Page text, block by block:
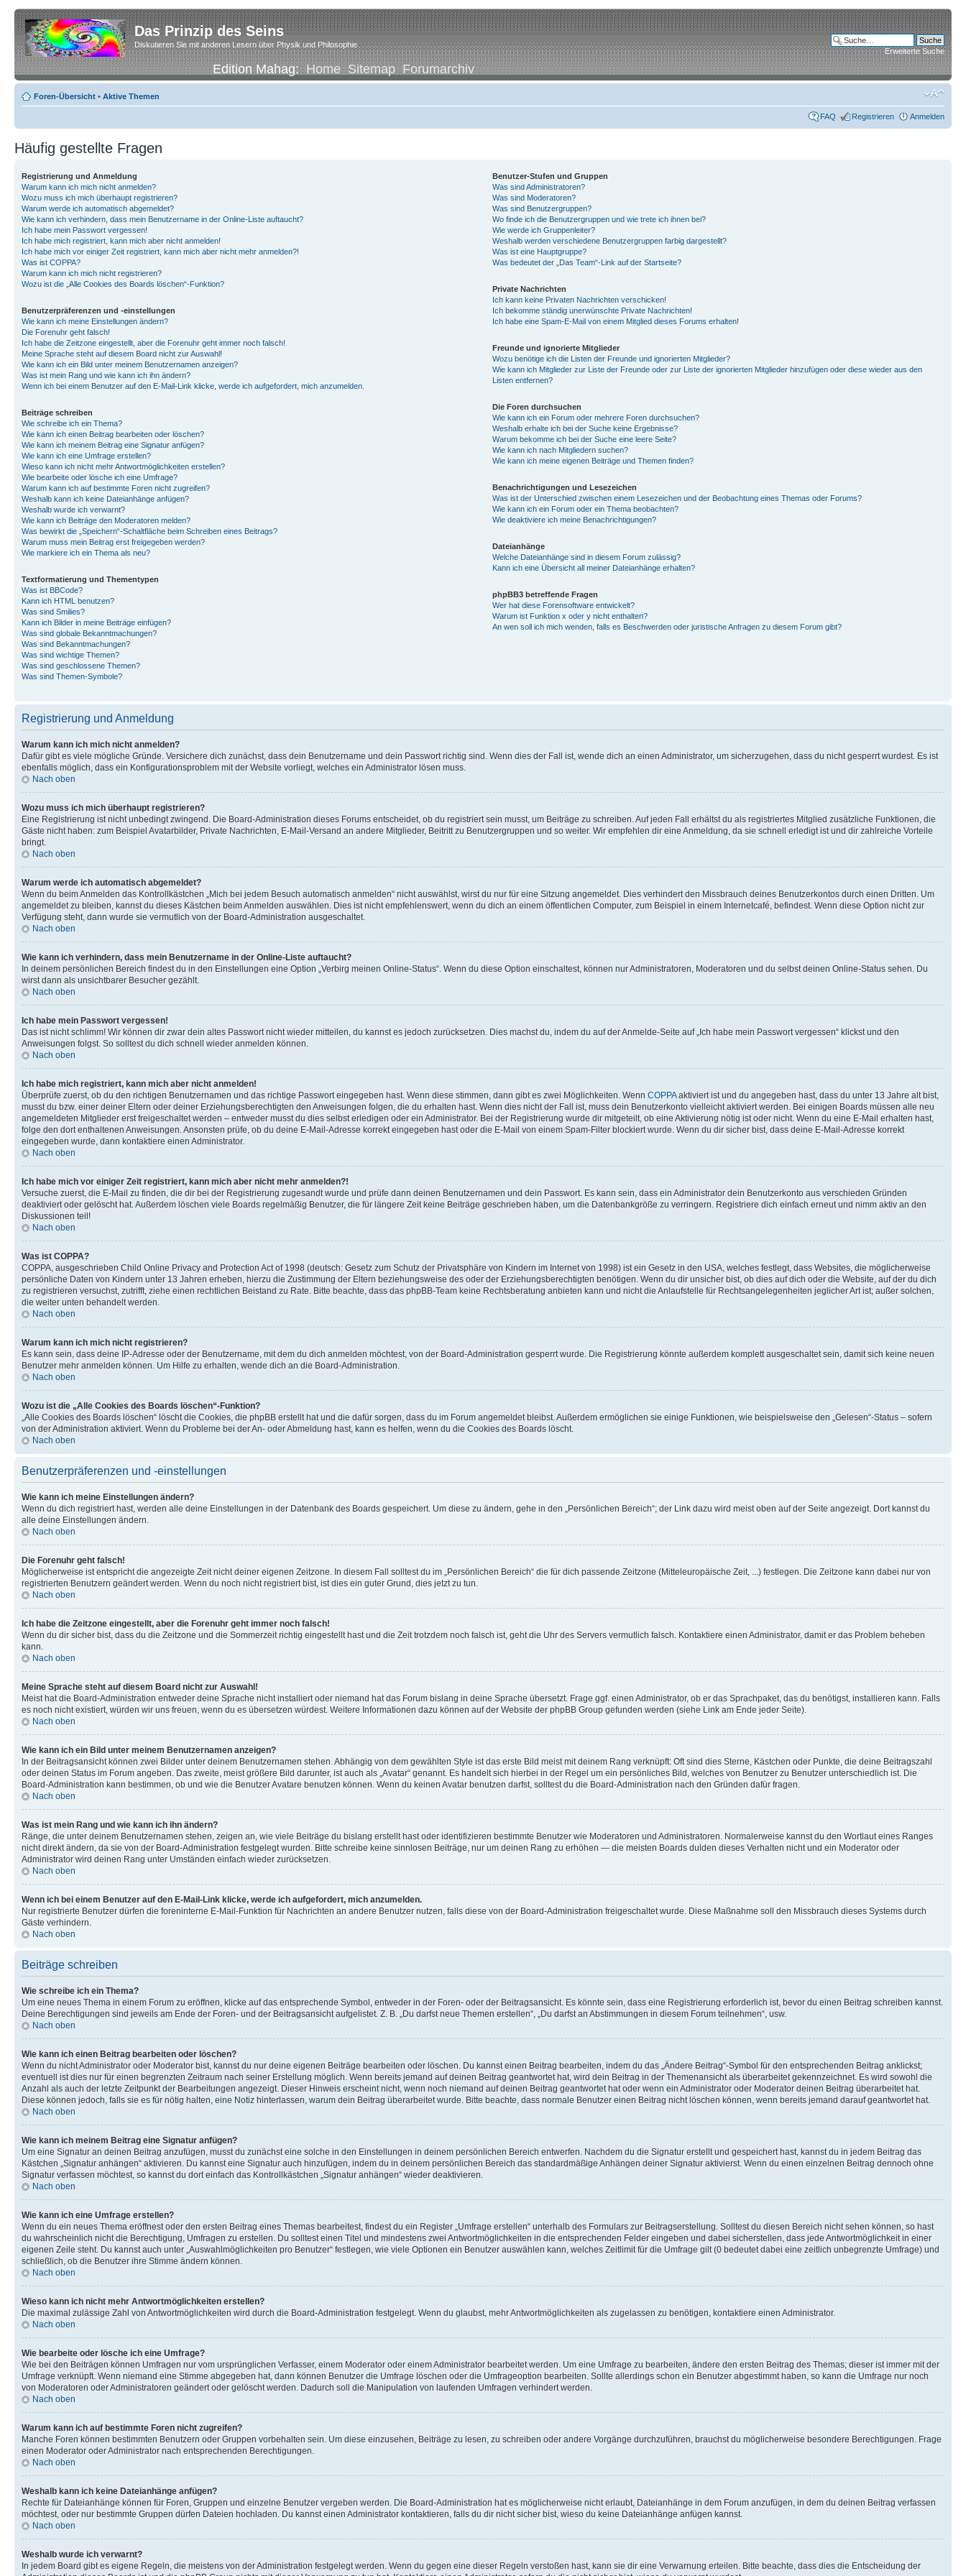
Das Prinzip des Seins
Diskutieren Sie mit anderen Lesern über Physik und Philosophie
Edition Mahag:Home Sitemap Forumarchiv
Erweiterte Suche
Foren-Übersicht • Aktive Themen
FAQ Registrieren Anmelden
Häufig gestellte Fragen
Registrierung und Anmeldung
Warum kann ich mich nicht anmelden?
Wozu muss ich mich überhaupt registrieren?
Warum werde ich automatisch abgemeldet?
Wie kann ich verhindern, dass mein Benutzername in der Online-Liste auftaucht?
Ich habe mein Passwort vergessen!
Ich habe mich registriert, kann mich aber nicht anmelden!
Ich habe mich vor einiger Zeit registriert, kann mich aber nicht mehr anmelden?!
Was ist COPPA?
Warum kann ich mich nicht registrieren?
Wozu ist die „Alle Cookies des Boards löschen“-Funktion?
Benutzerpräferenzen und -einstellungen
Wie kann ich meine Einstellungen ändern?
Die Forenuhr geht falsch!
Ich habe die Zeitzone eingestellt, aber die Forenuhr geht immer noch falsch!
Meine Sprache steht auf diesem Board nicht zur Auswahl!
Wie kann ich ein Bild unter meinem Benutzernamen anzeigen?
Was ist mein Rang und wie kann ich ihn ändern?
Wenn ich bei einem Benutzer auf den E-Mail-Link klicke, werde ich aufgefordert, mich anzumelden.
Beiträge schreiben
Wie schreibe ich ein Thema?
Wie kann ich einen Beitrag bearbeiten oder löschen?
Wie kann ich meinem Beitrag eine Signatur anfügen?
Wie kann ich eine Umfrage erstellen?
Wieso kann ich nicht mehr Antwortmöglichkeiten erstellen?
Wie bearbeite oder lösche ich eine Umfrage?
Warum kann ich auf bestimmte Foren nicht zugreifen?
Weshalb kann ich keine Dateianhänge anfügen?
Weshalb wurde ich verwarnt?
Wie kann ich Beiträge den Moderatoren melden?
Was bewirkt die „Speichern“-Schaltfläche beim Schreiben eines Beitrags?
Warum muss mein Beitrag erst freigegeben werden?
Wie markiere ich ein Thema als neu?
Textformatierung und Thementypen
Was ist BBCode?
Kann ich HTML benutzen?
Was sind Smilies?
Kann ich Bilder in meine Beiträge einfügen?
Was sind globale Bekanntmachungen?
Was sind Bekanntmachungen?
Was sind wichtige Themen?
Was sind geschlossene Themen?
Was sind Themen-Symbole?
Benutzer-Stufen und Gruppen
Was sind Administratoren?
Was sind Moderatoren?
Was sind Benutzergruppen?
Wo finde ich die Benutzergruppen und wie trete ich ihnen bei?
Wie werde ich Gruppenleiter?
Weshalb werden verschiedene Benutzergruppen farbig dargestellt?
Was ist eine Hauptgruppe?
Was bedeutet der „Das Team“-Link auf der Startseite?
Private Nachrichten
Ich kann keine Privaten Nachrichten verschicken!
Ich bekomme ständig unerwünschte Private Nachrichten!
Ich habe eine Spam-E-Mail von einem Mitglied dieses Forums erhalten!
Freunde und ignorierte Mitglieder
Wozu benötige ich die Listen der Freunde und ignorierten Mitglieder?
Wie kann ich Mitglieder zur Liste der Freunde oder zur Liste der ignorierten Mitglieder hinzufügen oder diese wieder aus den
Listen entfernen?
Die Foren durchsuchen
Wie kann ich ein Forum oder mehrere Foren durchsuchen?
Weshalb erhalte ich bei der Suche keine Ergebnisse?
Warum bekomme ich bei der Suche eine leere Seite?
Wie kann ich nach Mitgliedern suchen?
Wie kann ich meine eigenen Beiträge und Themen finden?
Benachrichtigungen und Lesezeichen
Was ist der Unterschied zwischen einem Lesezeichen und der Beobachtung eines Themas oder Forums?
Wie kann ich ein Forum oder ein Thema beobachten?
Wie deaktiviere ich meine Benachrichtigungen?
Dateianhänge
Welche Dateianhänge sind in diesem Forum zulässig?
Kann ich eine Übersicht all meiner Dateianhänge erhalten?
phpBB3 betreffende Fragen
Wer hat diese Forensoftware entwickelt?
Warum ist Funktion x oder y nicht enthalten?
An wen soll ich mich wenden, falls es Beschwerden oder juristische Anfragen zu diesem Forum gibt?
Registrierung und Anmeldung
Warum kann ich mich nicht anmelden?
Dafür gibt es viele mögliche Gründe. Versichere dich zunächst, dass dein Benutzername und dein Passwort richtig sind. Wenn dies der Fall ist, wende dich an einen Administrator, um sicherzugehen, dass du nicht gesperrt wurdest. Es ist
ebenfalls möglich, dass ein Konfigurationsproblem mit der Website vorliegt, welches ein Administrator lösen muss.
Nach oben
Wozu muss ich mich überhaupt registrieren?
Eine Registrierung ist nicht unbedingt zwingend. Die Board-Administration dieses Forums entscheidet, ob du registriert sein musst, um Beiträge zu schreiben. Auf jeden Fall erhältst du als registriertes Mitglied zusätzliche Funktionen, die
Gäste nicht haben: zum Beispiel Avatarbilder, Private Nachrichten, E-Mail-Versand an andere Mitglieder, Beitritt zu Benutzergruppen und so weiter. Wir empfehlen dir eine Anmeldung, da sie schnell erledigt ist und dir zahlreiche Vorteile
bringt.
Nach oben
Warum werde ich automatisch abgemeldet?
Wenn du beim Anmelden das Kontrollkästchen „Mich bei jedem Besuch automatisch anmelden“ nicht auswählst, wirst du nur für eine Sitzung angemeldet. Dies verhindert den Missbrauch deines Benutzerkontos durch einen Dritten. Um
angemeldet zu bleiben, kannst du dieses Kästchen beim Anmelden auswählen. Dies ist nicht empfehlenswert, wenn du dich an einem öffentlichen Computer, zum Beispiel in einem Internetcafé, befindest. Wenn diese Option nicht zur
Verfügung steht, dann wurde sie vermutlich von der Board-Administration ausgeschaltet.
Nach oben
Wie kann ich verhindern, dass mein Benutzername in der Online-Liste auftaucht?
In deinem persönlichen Bereich findest du in den Einstellungen eine Option „Verbirg meinen Online-Status“. Wenn du diese Option einschaltest, können nur Administratoren, Moderatoren und du selbst deinen Online-Status sehen. Du
wirst dann als unsichtbarer Besucher gezählt.
Nach oben
Ich habe mein Passwort vergessen!
Das ist nicht schlimm! Wir können dir zwar dein altes Passwort nicht wieder mitteilen, du kannst es jedoch zurücksetzen. Dies machst du, indem du auf der Anmelde-Seite auf „Ich habe mein Passwort vergessen“ klickst und den
Anweisungen folgst. So solltest du dich schnell wieder anmelden können.
Nach oben
Ich habe mich registriert, kann mich aber nicht anmelden!
Überprüfe zuerst, ob du den richtigen Benutzernamen und das richtige Passwort eingegeben hast. Wenn diese stimmen, dann gibt es zwei Möglichkeiten. Wenn COPPAaktiviert ist und du angegeben hast, dass du unter 13 Jahre alt bist,
musst du bzw. einer deiner Eltern oder deiner Erziehungsberechtigten den Anweisungen folgen, die du erhalten hast. Wenn dies nicht der Fall ist, muss dein Benutzerkonto vielleicht aktiviert werden. Bei einigen Boards müssen alle neu
angemeldeten Mitglieder erst freigeschaltet werden – entweder musst du dies selbst erledigen oder ein Administrator. Bei der Registrierung wurde dir mitgeteilt, ob eine Aktivierung nötig ist oder nicht. Wenn du eine E-Mail erhalten hast,
folge den dort enthaltenen Anweisungen. Ansonsten prüfe, ob du deine E-Mail-Adresse korrekt eingegeben hast oder die E-Mail von einem Spam-Filter blockiert wurde. Wenn du dir sicher bist, dass deine E-Mail-Adresse korrekt
eingegeben wurde, dann kontaktiere einen Administrator.
Nach oben
Ich habe mich vor einiger Zeit registriert, kann mich aber nicht mehr anmelden?!
Versuche zuerst, die E-Mail zu finden, die dir bei der Registrierung zugesandt wurde und prüfe dann deinen Benutzernamen und dein Passwort. Es kann sein, dass ein Administrator dein Benutzerkonto aus verschieden Gründen
deaktiviert oder gelöscht hat. Außerdem löschen viele Boards regelmäßig Benutzer, die für längere Zeit keine Beiträge geschrieben haben, um die Datenbankgröße zu verringern. Registriere dich einfach erneut und nimm aktiv an den
Diskussionen teil!
Nach oben
Was ist COPPA?
COPPA, ausgeschrieben Child Online Privacy and Protection Act of 1998 (deutsch: Gesetz zum Schutz der Privatsphäre von Kindern im Internet von 1998) ist ein Gesetz in den USA, welches festlegt, dass Websites, die möglicherweise
persönliche Daten von Kindern unter 13 Jahren erheben, hierzu die Zustimmung der Eltern beziehungsweise des oder der Erziehungsberechtigten benötigen. Wenn du dir unsicher bist, ob dies auf dich oder die Website, auf der du dich
zu registrieren versuchst, zutrifft, ziehe einen rechtlichen Beistand zu Rate. Bitte beachte, dass das phpBB-Team keine Rechtsberatung anbieten kann und nicht die Anlaufstelle für Rechtsangelegenheiten jeglicher Art ist; außer solchen,
die weiter unten behandelt werden.
Nach oben
Warum kann ich mich nicht registrieren?
Es kann sein, dass deine IP-Adresse oder der Benutzername, mit dem du dich anmelden möchtest, von der Board-Administration gesperrt wurde. Die Registrierung könnte außerdem komplett ausgeschaltet sein, damit sich keine neuen
Benutzer mehr anmelden können. Um Hilfe zu erhalten, wende dich an die Board-Administration.
Nach oben
Wozu ist die „Alle Cookies des Boards löschen“-Funktion?
„Alle Cookies des Boards löschen“ löscht die Cookies, die phpBB erstellt hat und die dafür sorgen, dass du im Forum angemeldet bleibst. Außerdem ermöglichen sie einige Funktionen, wie beispielsweise den „Gelesen“-Status – sofern
von der Administration aktiviert. Wenn du Probleme bei der An- oder Abmeldung hast, kann es helfen, wenn du die Cookies des Boards löscht.
Nach oben
Benutzerpräferenzen und -einstellungen
Wie kann ich meine Einstellungen ändern?
Wenn du dich registriert hast, werden alle deine Einstellungen in der Datenbank des Boards gespeichert. Um diese zu ändern, gehe in den „Persönlichen Bereich“; der Link dazu wird meist oben auf der Seite angezeigt. Dort kannst du
alle deine Einstellungen ändern.
Nach oben
Die Forenuhr geht falsch!
Möglicherweise ist entspricht die angezeigte Zeit nicht deiner eigenen Zeitzone. In diesem Fall solltest du im „Persönlichen Bereich“ die für dich passende Zeitzone (Mitteleuropäische Zeit, ...) festlegen. Die Zeitzone kann dabei nur von
registrierten Benutzern geändert werden. Wenn du noch nicht registriert bist, ist dies ein guter Grund, dies jetzt zu tun.
Nach oben
Ich habe die Zeitzone eingestellt, aber die Forenuhr geht immer noch falsch!
Wenn du dir sicher bist, dass du die Zeitzone und die Sommerzeit richtig eingestellt hast und die Zeit trotzdem noch falsch ist, geht die Uhr des Servers vermutlich falsch. Kontaktiere einen Administrator, damit er das Problem beheben
kann.
Nach oben
Meine Sprache steht auf diesem Board nicht zur Auswahl!
Meist hat die Board-Administration entweder deine Sprache nicht installiert oder niemand hat das Forum bislang in deine Sprache übersetzt. Frage ggf. einen Administrator, ob er das Sprachpaket, das du benötigst, installieren kann. Falls
es noch nicht existiert, würden wir uns freuen, wenn du es übersetzen würdest. Weitere Informationen dazu können auf der Website der phpBB Group gefunden werden (siehe Link am Ende jeder Seite).
Nach oben
Wie kann ich ein Bild unter meinem Benutzernamen anzeigen?
In der Beitragsansicht können zwei Bilder unter deinem Benutzernamen stehen. Abhängig von dem gewählten Style ist das erste Bild meist mit deinem Rang verknüpft: Oft sind dies Sterne, Kästchen oder Punkte, die deine Beitragszahl
oder deinen Status im Forum angeben. Das zweite, meist größere Bild darunter, ist auch als „Avatar“ genannt. Es handelt sich hierbei in der Regel um ein persönliches Bild, welches von Benutzer zu Benutzer unterschiedlich ist. Die
Board-Administration kann bestimmen, ob und wie die Benutzer Avatare benutzen können. Wenn du keinen Avatar benutzen darfst, solltest du die Board-Administration nach den Gründen dafür fragen.
Nach oben
Was ist mein Rang und wie kann ich ihn ändern?
Ränge, die unter deinem Benutzernamen stehen, zeigen an, wie viele Beiträge du bislang erstellt hast oder identifizieren bestimmte Benutzer wie Moderatoren und Administratoren. Normalerweise kannst du den Wortlaut eines Ranges
nicht direkt ändern, da sie von der Board-Administration festgelegt wurden. Bitte schreibe keine sinnlosen Beiträge, nur um deinen Rang zu erhöhen — die meisten Boards dulden dieses Verhalten nicht und ein Moderator oder
Administrator wird deinen Rang unter Umständen einfach wieder zurücksetzen.
Nach oben
Wenn ich bei einem Benutzer auf den E-Mail-Link klicke, werde ich aufgefordert, mich anzumelden.
Nur registrierte Benutzer dürfen die foreninterne E-Mail-Funktion für Nachrichten an andere Benutzer nutzen, falls diese von der Board-Administration freigeschaltet wurde. Diese Maßnahme soll den Missbrauch dieses Systems durch
Gäste verhindern.
Nach oben
Beiträge schreiben
Wie schreibe ich ein Thema?
Um eine neues Thema in einem Forum zu eröffnen, klicke auf das entsprechende Symbol, entweder in der Foren- oder der Beitragsansicht. Es könnte sein, dass eine Registrierung erforderlich ist, bevor du einen Beitrag schreiben kannst.
Deine Berechtigungen sind jeweils am Ende der Foren- und der Beitragsansicht aufgelistet. Z. B. „Du darfst neue Themen erstellen“, „Du darfst an Abstimmungen in diesem Forum teilnehmen“, usw.
Nach oben
Wie kann ich einen Beitrag bearbeiten oder löschen?
Wenn du nicht Administrator oder Moderator bist, kannst du nur deine eigenen Beiträge bearbeiten oder löschen. Du kannst einen Beitrag bearbeiten, indem du das „Ändere Beitrag“-Symbol für den entsprechenden Beitrag anklickst;
eventuell ist dies nur für einen begrenzten Zeitraum nach seiner Erstellung möglich. Wenn bereits jemand auf deinen Beitrag geantwortet hat, wird dein Beitrag in der Themenansicht als überarbeitet gekennzeichnet. Es wird sowohl die
Anzahl als auch der letzte Zeitpunkt der Bearbeitungen angezeigt. Dieser Hinweis erscheint nicht, wenn noch niemand auf deinen Beitrag geantwortet hat oder wenn ein Administrator oder Moderator deinen Beitrag überarbeitet hat.
Diese können jedoch, falls sie es für nötig halten, eine Notiz hinterlassen, warum dein Beitrag überarbeitet wurde. Bitte beachte, dass normale Benutzer einen Beitrag nicht löschen können, wenn bereits jemand darauf geantwortet hat.
Nach oben
Wie kann ich meinem Beitrag eine Signatur anfügen?
Um eine Signatur an deinen Beitrag anzufügen, musst du zunächst eine solche in den Einstellungen in deinem persönlichen Bereich entwerfen. Nachdem du die Signatur erstellt und gespeichert hast, kannst du in jedem Beitrag das
Kästchen „Signatur anhängen“ aktivieren. Du kannst eine Signatur auch hinzufügen, indem du in deinem persönlichen Bereich das standardmäßige Anhängen deiner Signatur aktivierst. Wenn du einen einzelnen Beitrag dennoch ohne
Signatur verfassen möchtest, so kannst du dort einfach das Kontrollkästchen „Signatur anhängen“ wieder deaktivieren.
Nach oben
Wie kann ich eine Umfrage erstellen?
Wenn du ein neues Thema eröffnest oder den ersten Beitrag eines Themas bearbeitest, findest du ein Register „Umfrage erstellen“ unterhalb des Formulars zur Beitragserstellung. Solltest du diesen Bereich nicht sehen können, so hast
du wahrscheinlich nicht die Berechtigung, Umfragen zu erstellen. Du solltest einen Titel und mindestens zwei Antwortmöglichkeiten in die entsprechenden Felder eingeben und dabei sicherstellen, dass jede Antwortmöglichkeit in einer
eigenen Zeile steht. Du kannst auch unter „Auswahlmöglichkeiten pro Benutzer“ festlegen, wie viele Optionen ein Benutzer auswählen kann, welches Zeitlimit für die Umfrage gilt (0 bedeutet dabei eine zeitlich unbegrenzte Umfrage) und
schließlich, ob die Benutzer ihre Stimme ändern können.
Nach oben
Wieso kann ich nicht mehr Antwortmöglichkeiten erstellen?
Die maximal zulässige Zahl von Antwortmöglichkeiten wird durch die Board-Administration festgelegt. Wenn du glaubst, mehr Antwortmöglichkeiten als zugelassen zu benötigen, kontaktiere einen Administrator.
Nach oben
Wie bearbeite oder lösche ich eine Umfrage?
Wie bei den Beiträgen können Umfragen nur vom ursprünglichen Verfasser, einem Moderator oder einem Administrator bearbeitet werden. Um eine Umfrage zu bearbeiten, ändere den ersten Beitrag des Themas; dieser ist immer mit der
Umfrage verknüpft. Wenn niemand eine Stimme abgegeben hat, dann können Benutzer die Umfrage löschen oder die Umfrageoption bearbeiten. Sollte allerdings schon ein Benutzer abgestimmt haben, so kann die Umfrage nur noch
von Moderatoren oder Administratoren geändert oder gelöscht werden. Dadurch soll die Manipulation von laufenden Umfragen verhindert werden.
Nach oben
Warum kann ich auf bestimmte Foren nicht zugreifen?
Manche Foren können bestimmten Benutzern oder Gruppen vorbehalten sein. Um diese einzusehen, Beiträge zu lesen, zu schreiben oder andere Vorgänge durchzuführen, brauchst du möglicherweise besondere Berechtigungen. Frage
einen Moderator oder Administrator nach entsprechenden Berechtigungen.
Nach oben
Weshalb kann ich keine Dateianhänge anfügen?
Rechte für Dateianhänge können für Foren, Gruppen und einzelne Benutzer vergeben werden. Die Board-Administration hat es möglicherweise nicht erlaubt, Dateianhänge in dem Forum anzufügen, in dem du deinen Beitrag verfassen
möchtest, oder nur bestimmte Gruppen dürfen Dateien hochladen. Du kannst einen Administrator kontaktieren, falls du dir nicht sicher bist, wieso du keine Dateianhänge anfügen kannst.
Nach oben
Weshalb wurde ich verwarnt?
In jedem Board gibt es eigene Regeln, die meistens von der Administration festgelegt werden. Wenn du gegen eine dieser Regeln verstoßen hast, kann sie dir eine Verwarnung erteilen. Bitte beachte, dass dies die Entscheidung der